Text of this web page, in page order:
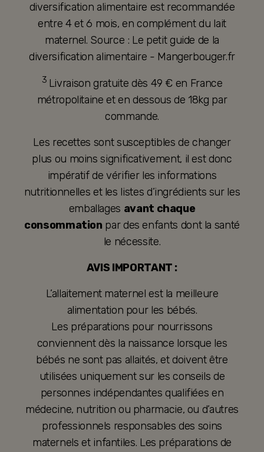
diversification alimentaire est recommandée
entre 4 et 6 mois, en complément du lait
maternel. Source : Le petit guide de la
diversification alimentaire - Mangerbouger.fr
3 Livraison gratuite dès 49 € en France
métropolitaine et en dessous de 18kg par
commande.
Les recettes sont susceptibles de changer
plus ou moins significativement, il est donc
impératif de vérifier les informations
nutritionnelles et les listes d’ingrédients sur les
emballages avant chaque
consommation par des enfants dont la santé
le nécessite.
AVIS IMPORTANT :
L’allaitement maternel est la meilleure
alimentation pour les bébés.
Les préparations pour nourrissons
conviennent dès la naissance lorsque les
bébés ne sont pas allaités, et doivent être
utilisées uniquement sur les conseils de
personnes indépendantes qualifiées en
médecine, nutrition ou pharmacie, ou d’autres
professionnels responsables des soins
maternels et infantiles. Les préparations de